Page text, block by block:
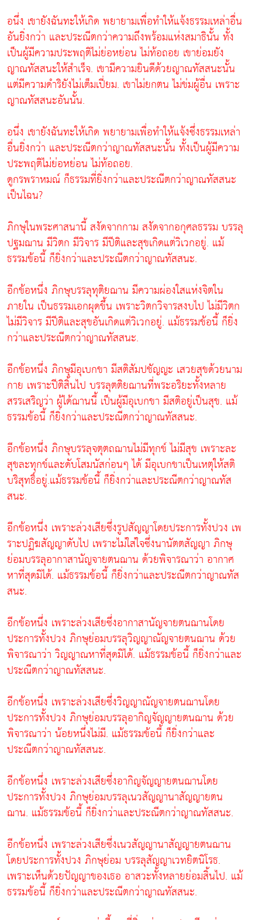
อนึ่ง เขายังฉันทะให้เกิด พยายามเพื่อทำให้แจ้งธรรมเหล่าอื่น
อันยิ่งกว่า และประณีตกว่าความถึงพร้อมแห่งสมาธินั้น ทั้ง
เป็นผู้มีความประพฤติไม่ย่อหย่อน ไม่ท้อถอย เขาย่อมยัง
ญาณทัสสนะให้สำเร็จ. เขามีความยินดีด้วยญาณทัสสนะนั้น
แต่มีความดำริยังไม่เต็มเปี่ยม. เขาไม่ยกตน ไม่ข่มผู้อื่น เพราะ
ญาณทัสสนะอันนั้น.
อนึ่ง เขายังฉันทะให้เกิด พยายามเพื่อทำให้แจ้งซึ่งธรรมเหล่า
อื่นยิ่งกว่า และประณีตกว่าญาณทัสสนะนั้น ทั้งเป็นผู้มีความ
ประพฤติไม่ย่อหย่อน ไม่ท้อถอย.
ดูกรพราหมณ์ ก็ธรรมที่ยิ่งกว่าและประณีตกว่าญาณทัสสนะ
เป็นไฉน?
ภิกษุในพระศาสนานี้ สงัดจากกาม สงัดจากอกุศลธรรม บรรลุ
ปฐมฌาน มีวิตก มีวิจาร มีปีติและสุขเกิดแต่วิเวกอยู่. แม้
ธรรมข้อนี้ ก็ยิ่งกว่าและประณีตกว่าญาณทัสสนะ.
อีกข้อหนึ่ง ภิกษุบรรลุทุติยฌาน มีความผ่องใสแห่งจิตใน
ภายใน เป็นธรรมเอกผุดขึ้น เพราะวิตกวิจารสงบไป ไม่มีวิตก
ไม่มีวิจาร มีปีติและสุขอันเกิดแต่วิเวกอยู่. แม้ธรรมข้อนี้ ก็ยิ่ง
กว่าและประณีตกว่าญาณทัสสนะ.
อีกข้อหนึ่ง ภิกษุมีอุเบกขา มีสติสัมปชัญญะ เสวยสุขด้วยนาม
กาย เพราะปีติสิ้นไป บรรลุตติยฌานที่พระอริยะทั้งหลาย
สรรเสริญว่า ผู้ได้ฌานนี้ เป็นผู้มีอุเบกขา มีสติอยู่เป็นสุข. แม้
ธรรมข้อนี้ ก็ยิ่งกว่าและประณีตกว่าญาณทัสสนะ.
อีกข้อหนึ่ง ภิกษุบรรลุจตุตถฌานไม่มีทุกข์ ไม่มีสุข เพราะละ
สุขละทุกข์และดับโสมนัสก่อนๆ ได้ มีอุเบกขาเป็นเหตุให้สติ
บริสุทธิ์อยู่.แม้ธรรมข้อนี้ ก็ยิ่งกว่าและประณีตกว่าญาณทัส
สนะ.
อีกข้อหนึ่ง เพราะล่วงเสียซึ่งรูปสัญญาโดยประการทั้งปวง เพ
ราะปฏิฆสัญญาดับไป เพราะไม่ใส่ใจซึ่งนานัตตสัญญา ภิกษุ
ย่อมบรรลุอากาสานัญจายตนฌาน ด้วยพิจารณาว่า อากาศ
หาที่สุดมิได้. แม้ธรรมข้อนี้ ก็ยิ่งกว่าและประณีตกว่าญาณทัส
สนะ.
อีกข้อหนึ่ง เพราะล่วงเสียซึ่งอากาสานัญจายตนฌานโดย
ประการทั้งปวง ภิกษุย่อมบรรลุวิญญาณัญจายตนฌาน ด้วย
พิจารณาว่า วิญญาณหาที่สุดมิได้. แม้ธรรมข้อนี้ ก็ยิ่งกว่าและ
ประณีตกว่าญาณทัสสนะ.
อีกข้อหนึ่ง เพราะล่วงเสียซึ่งวิญญาณัญจายตนฌานโดย
ประการทั้งปวง ภิกษุย่อมบรรลุอากิญจัญญายตนฌาน ด้วย
พิจารณาว่า น้อยหนึ่งไม่มี. แม้ธรรมข้อนี้ ก็ยิ่งกว่าและ
ประณีตกว่าญาณทัสสนะ.
อีกข้อหนึ่ง เพราะล่วงเสียซึ่งอากิญจัญญายตนฌานโดย
ประการทั้งปวง ภิกษุย่อมบรรลุเนวสัญญานาสัญญายตน
ฌาน. แม้ธรรมข้อนี้ ก็ยิ่งกว่าและประณีตกว่าญาณทัสสนะ.
อีกข้อหนึ่ง เพราะล่วงเสียซึ่งเนวสัญญานาสัญญายตนฌาน
โดยประการทั้งปวง ภิกษุย่อม บรรลุสัญญาเวทยิตนิโรธ.
เพราะเห็นด้วยปัญญาของเธอ อาสวะทั้งหลายย่อมสิ้นไป. แม้
ธรรมข้อนี้ ก็ยิ่งกว่าและประณีตกว่าญาณทัสสนะ.